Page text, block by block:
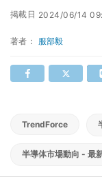
掲載日 2024/06/14
著者： 服部毅
TrendForce
半導体市場動向 - 最